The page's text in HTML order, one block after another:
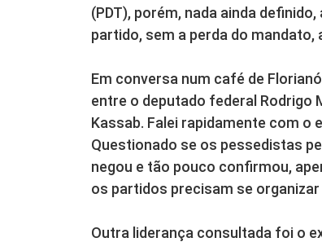
(PDT), porém, nada ainda
partido, sem a perda do mandato,
Em conversa num café de
entre o deputado federal Rodrigo
Kassab. Falei rapidamente com o
Questionado se os pessedistas
negou e tão pouco confirmou,
os partidos precisam se
Outra liderança consultada foi o